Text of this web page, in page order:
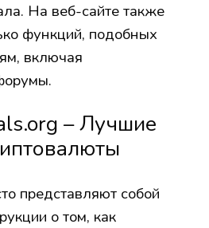
На веб-сайте также
функций, подобных
включая
– Лучшие
представляют собой
о том, как